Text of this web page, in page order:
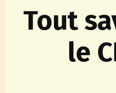
Tout
le